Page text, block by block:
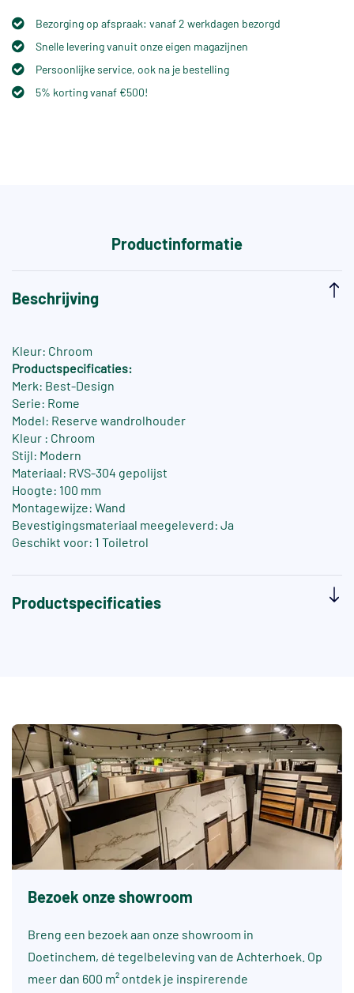
Bezorging op afspraak: vanaf 2 werkdagen bezorgd
Snelle levering vanuit onze eigen magazijnen
Persoonlijke service, ook na je bestelling
5% korting vanaf €500!
Productinformatie
Beschrijving
Kleur: Chroom
Productspecificaties:
Merk: Best-Design
Serie: Rome
Model: Reserve wandrolhouder
Kleur : Chroom
Stijl: Modern
Materiaal: RVS-304 gepolijst
Hoogte: 100 mm
Montagewijze: Wand
Bevestigingsmateriaal meegeleverd: Ja
Geschikt voor: 1 Toiletrol
Productspecificaties
Bezoek onze showroom
Breng een bezoek aan onze showroom in
Doetinchem, dé tegelbeleving van de Achterhoek. Op
meer dan 600 m² ontdek je inspirerende